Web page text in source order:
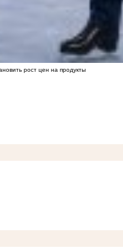
рост цен на продукты